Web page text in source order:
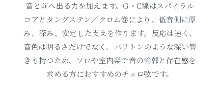
音と前へ出る力を加えます。G・C線はスパイラル
コアとタングステン／クロム巻により、低音側に厚
み、深み、安定した支えを作ります。反応は速く、
音色は明るさだけでなく、バリトンのような深い響
きも持つため、ソロや室内楽で音の輪郭と存在感を
求める方におすすめのチェロ弦です。